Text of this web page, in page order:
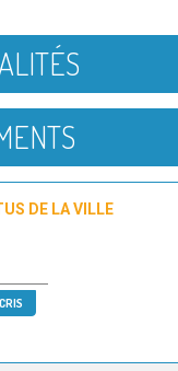
DE LA VILLE